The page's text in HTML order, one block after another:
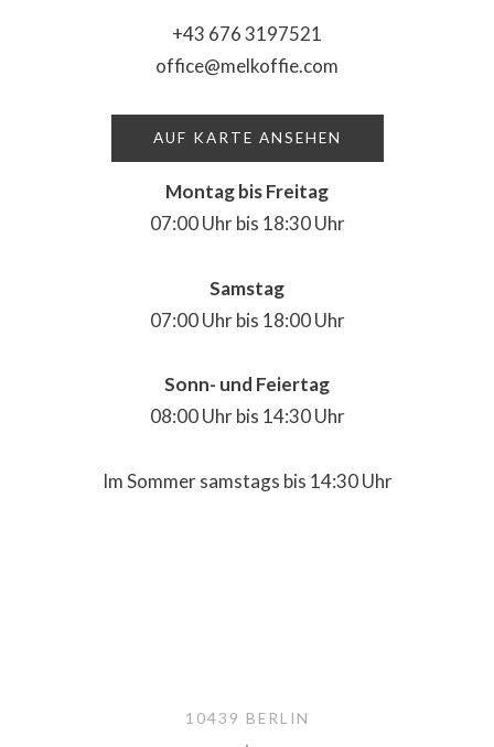
+43 676 3197521
office@melkoffie.com
AUF KARTE ANSEHEN
Montag bis Freitag
07:00 Uhr bis 18:30 Uhr
Samstag
07:00 Uhr bis 18:00 Uhr
Sonn- und Feiertag
08:00 Uhr bis 14:30 Uhr
Im Sommer samstags bis 14:30 Uhr
10439 BERLIN